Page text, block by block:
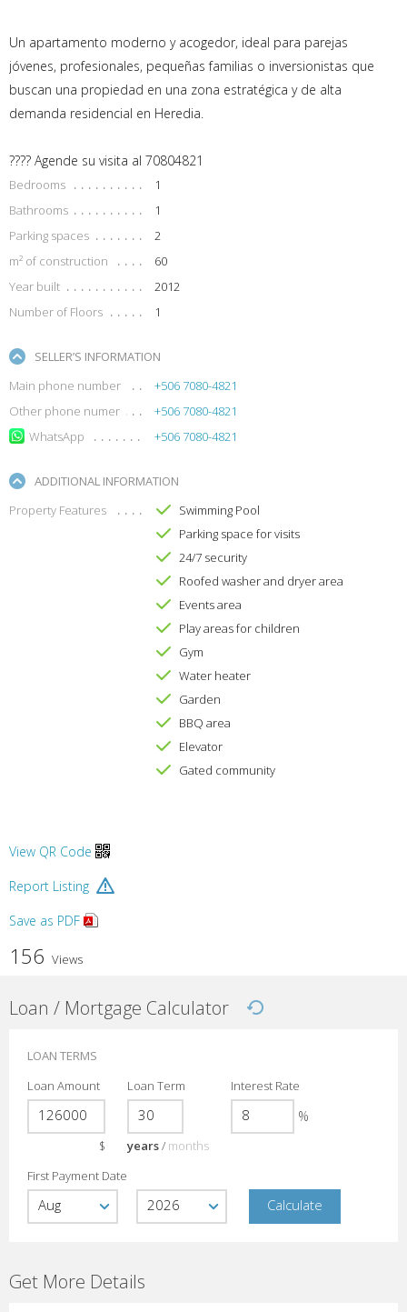
Un apartamento moderno y acogedor, ideal para parejas
jóvenes, profesionales, pequeñas familias o inversionistas que
buscan una propiedad en una zona estratégica y de alta
demanda residencial en Heredia.
???? Agende su visita al 70804821
Bedrooms
1
Bathrooms
1
Parking spaces
2
m² of construction
60
Year built
2012
Number of Floors
1
SELLER’S INFORMATION
Main phone number
+506 7080-4821
Other phone numer
+506 7080-4821
WhatsApp
+506 7080-4821
ADDITIONAL INFORMATION
Property Features
Swimming Pool
Parking space for visits
24/7 security
Roofed washer and dryer area
Events area
Play areas for children
Gym
Water heater
Garden
BBQ area
Elevator
Gated community
View QR Code
Report Listing
Save as PDF
156 Views
Loan / Mortgage Calculator
LOAN TERMS
Loan Amount
$
Loan Term
years/ months
Interest Rate
%
First Payment Date
Get More Details